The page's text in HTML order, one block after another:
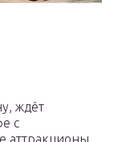
ждёт
с
аттракционы.